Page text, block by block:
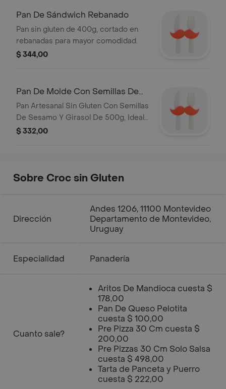
Pan De Sándwich Rebanado
Pan sin gluten de 400g, cortado en
rebanadas para mayor comodidad.
$ 344,00
Pan De Molde Con Semillas De
Sesamo Y Girasol 500g
Pan Artesanal Sin Gluten Con Semillas
De Sesamo Y Girasol De 500g, Ideal
Para Un Desayuno Saludable.
$ 332,00
Sobre Croc sin Gluten
Dirección
Andes 1206, 11100 Montevideo
Departamento de Montevideo,
Uruguay
Especialidad Panadería
Cuanto sale?
Aritos De Mandioca cuesta $
178,00
Pan De Queso Pelotita
cuesta $ 100,00
Pre Pizza 30 Cm cuesta $
200,00
Pre Pizzas 30 Cm Solo Salsa
cuesta $ 498,00
Tarta de Panceta y Puerro
cuesta $ 222,00